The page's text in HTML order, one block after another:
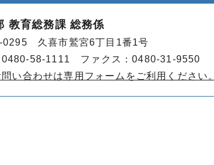
教育総務課 総務係
0295 久喜市鷲宮6丁目1番1号
0480-58-1111 ファクス：0480-31-9550
問い合わせは専用フォームをご利用ください。